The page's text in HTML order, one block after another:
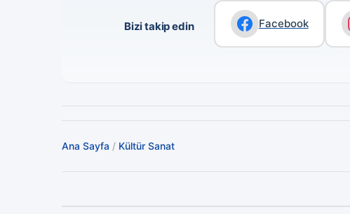
Bizi takip edin Facebook
Ana Sayfa / Kültür Sanat